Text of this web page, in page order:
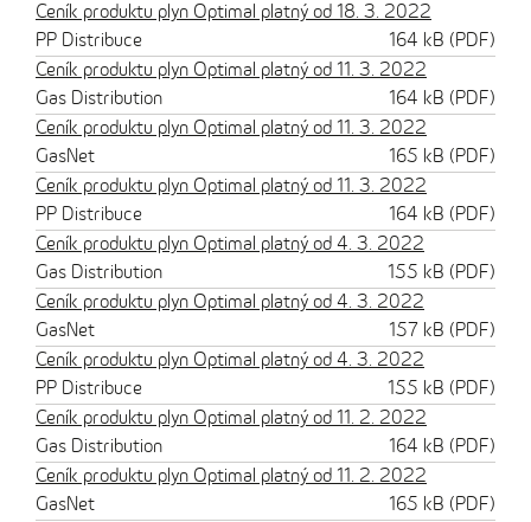
Ceník produktu plyn Optimal platný od 18. 3. 2022
PP Distribuce
164 kB (PDF)
Ceník produktu plyn Optimal platný od 11. 3. 2022
Gas Distribution
164 kB (PDF)
Ceník produktu plyn Optimal platný od 11. 3. 2022
GasNet
165 kB (PDF)
Ceník produktu plyn Optimal platný od 11. 3. 2022
PP Distribuce
164 kB (PDF)
Ceník produktu plyn Optimal platný od 4. 3. 2022
Gas Distribution
155 kB (PDF)
Ceník produktu plyn Optimal platný od 4. 3. 2022
GasNet
157 kB (PDF)
Ceník produktu plyn Optimal platný od 4. 3. 2022
PP Distribuce
155 kB (PDF)
Ceník produktu plyn Optimal platný od 11. 2. 2022
Gas Distribution
164 kB (PDF)
Ceník produktu plyn Optimal platný od 11. 2. 2022
GasNet
165 kB (PDF)